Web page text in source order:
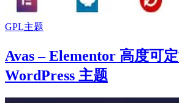
GPL主题
Avas – Elementor 高度可
WordPress 主题